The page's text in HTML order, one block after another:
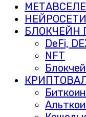
НЕЙРОСЕТИ
БЛОКЧЕЙН
DeFi,
NFT